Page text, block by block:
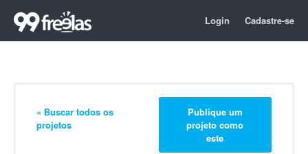
Login Cadastre-se
« Buscar todos os
projetos
Publique um
projeto como
este